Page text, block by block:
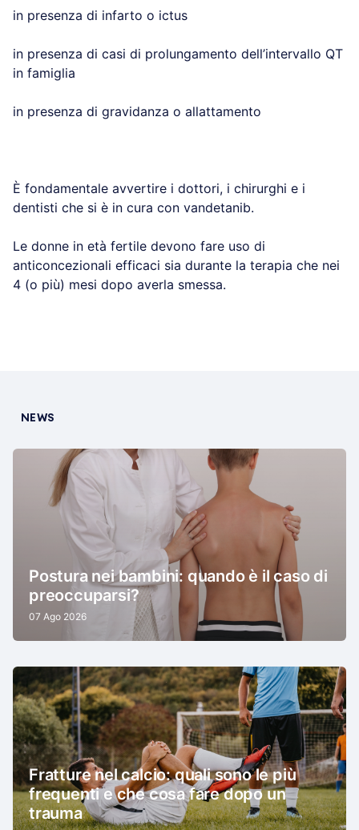
in presenza di infarto o ictus
in presenza di casi di prolungamento dell’intervallo QT
in famiglia
in presenza di gravidanza o allattamento
È fondamentale avvertire i dottori, i chirurghi e i
dentisti che si è in cura con vandetanib.
Le donne in età fertile devono fare uso di
anticoncezionali efficaci sia durante la terapia che nei
4 (o più) mesi dopo averla smessa.
NEWS
Postura nei bambini: quando è il caso di
preoccuparsi?
07 Ago 2026
Fratture nel calcio: quali sono le più
frequenti e che cosa fare dopo un
trauma